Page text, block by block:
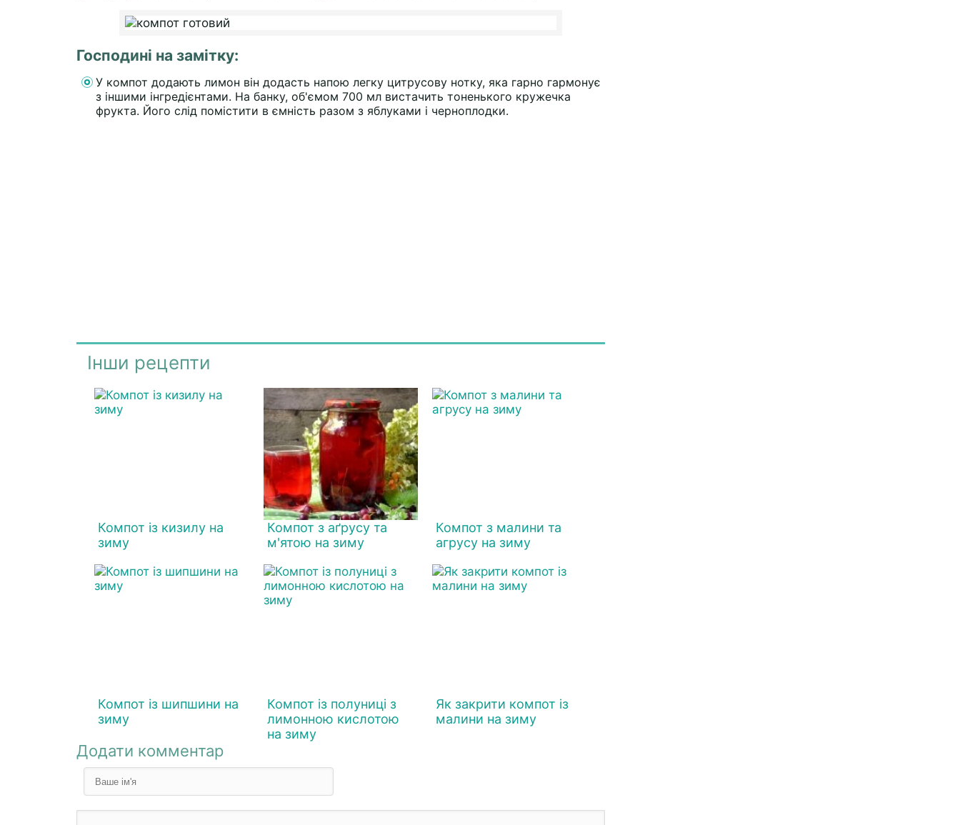
Господині на замітку:
У компот додають лимон він додасть напою легку цитрусову нотку, яка гарно гармонує
з іншими інгредієнтами. На банку, об'ємом 700 мл вистачить тоненького кружечка
фрукта. Його слід помістити в ємність разом з яблуками і черноплодки.
Інши рецепти
Компот із кизилу на
зиму
Компот з аґрусу та
м'ятою на зиму
Компот з малини та
агрусу на зиму
Компот із шипшини на
зиму
Компот із полуниці з
лимонною кислотою
на зиму
Як закрити компот із
малини на зиму
Додати комментар